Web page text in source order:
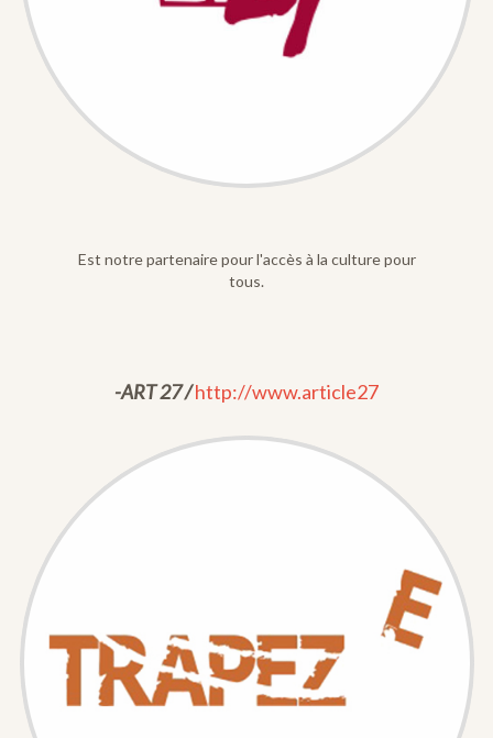
Est notre partenaire pour l'accès à la culture pour
tous.
-ART 27 /http://www.article27